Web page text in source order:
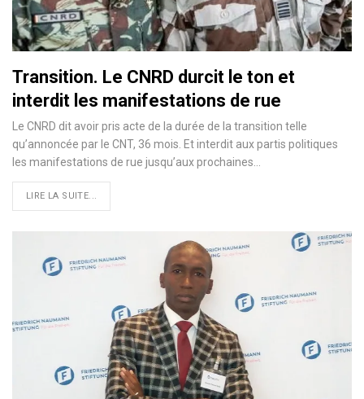
Transition. Le CNRD durcit le ton et
interdit les manifestations de rue
Le CNRD dit avoir pris acte de la durée de la transition telle
qu’annoncée par le CNT, 36 mois. Et interdit aux partis politiques
les manifestations de rue jusqu’aux prochaines…
LIRE LA SUITE...